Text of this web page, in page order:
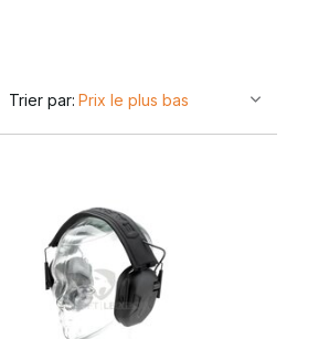
Trier par: